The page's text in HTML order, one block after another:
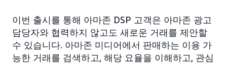
이번 출시를 통해 아마존 DSP 고객은 아마존 광고
담당자와 협력하지 않고도 새로운 거래를 제안할
수 있습니다. 아마존 미디어에서 판매하는 이용 가
능한 거래를 검색하고, 해당 요율을 이해하고, 관심